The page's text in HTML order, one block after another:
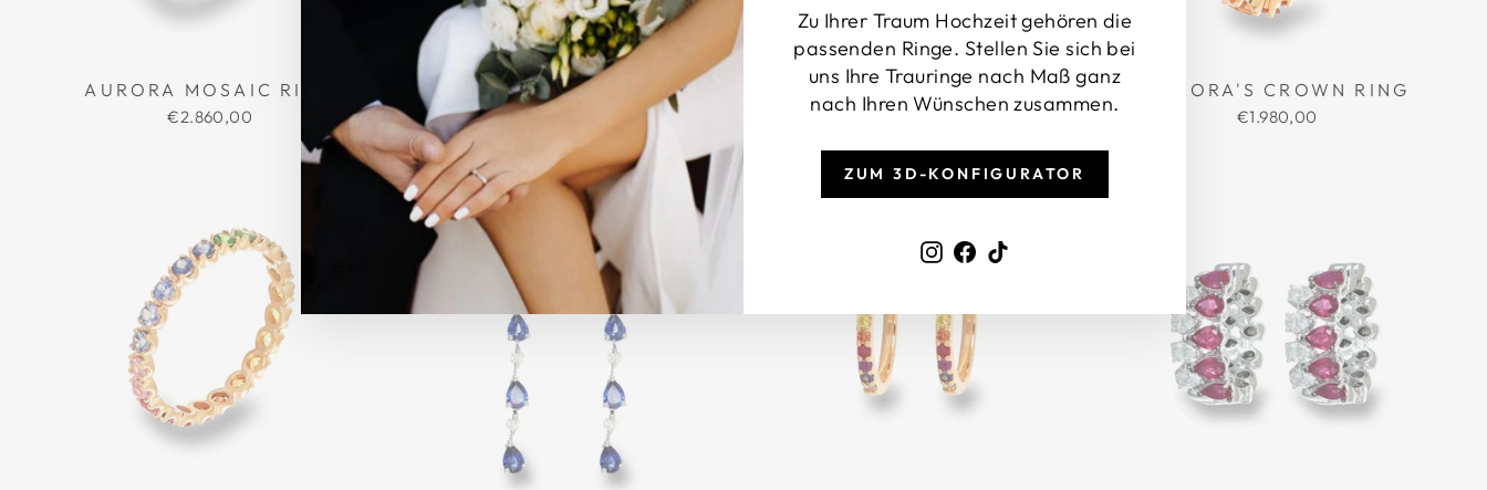
Zu Ihrer Traum Hochzeit gehören die
passenden Ringe. Stellen Sie sich bei
uns Ihre Trauringe nach Maß ganz
nach Ihren Wünschen zusammen.
ZUM 3D-KONFIGURATOR
Instagram
Facebook
AURORA MOSAIC RING
€2.860,00
PRISM EMPIRE RING
€2.180,00
CHROMA ETERNELLE RING
€1.640,00
AURORA'S CROWN RING
€1.980,00